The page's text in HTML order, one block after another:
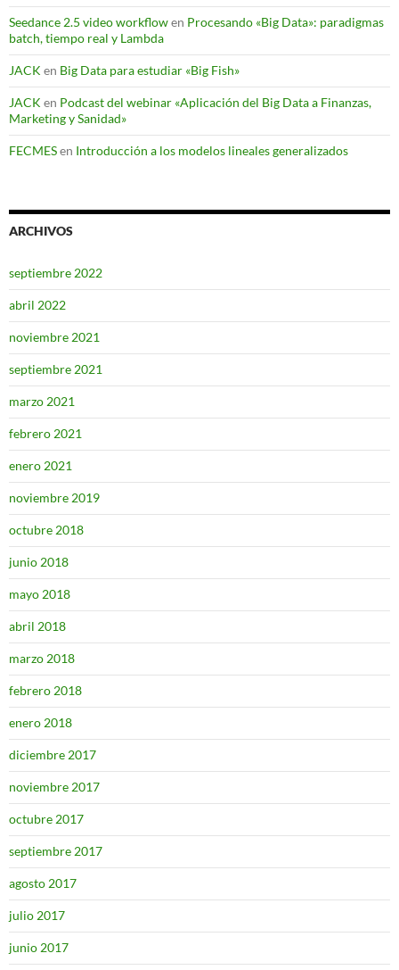
Seedance 2.5 video workflowen Procesando «Big Data»: paradigmas
batch, tiempo real y Lambda
JACK en Big Data para estudiar «Big Fish»
JACK en Podcast del webinar «Aplicación del Big Data a Finanzas,
Marketing y Sanidad»
FECMESen Introducción a los modelos lineales generalizados
ARCHIVOS
septiembre 2022
abril 2022
noviembre 2021
septiembre 2021
marzo 2021
febrero 2021
enero 2021
noviembre 2019
octubre 2018
junio 2018
mayo 2018
abril 2018
marzo 2018
febrero 2018
enero 2018
diciembre 2017
noviembre 2017
octubre 2017
septiembre 2017
agosto 2017
julio 2017
junio 2017